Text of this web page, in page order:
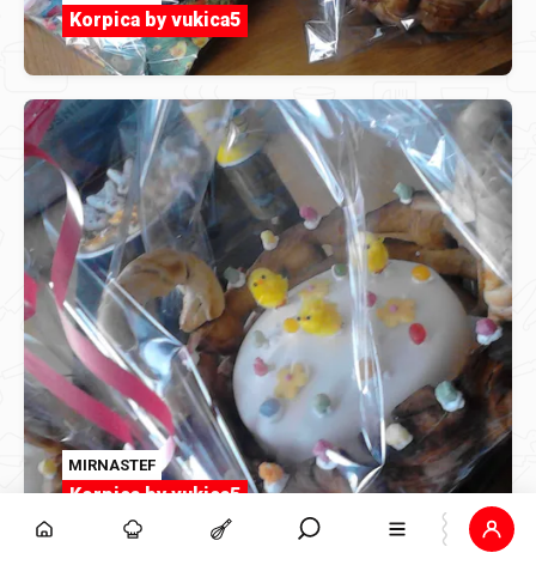
Korpica by vukica5
MIRNASTEF
Korpica by vukica5